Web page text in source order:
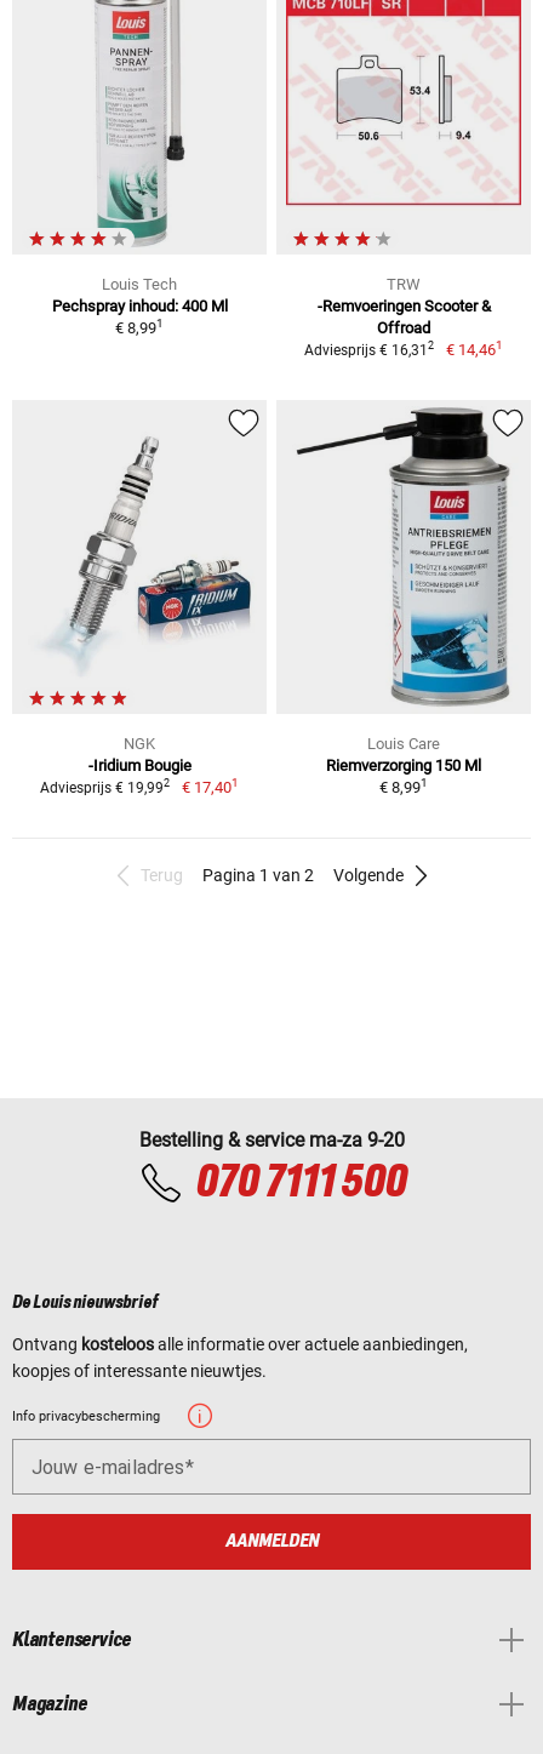
Louis Tech
Pechspray inhoud: 400 Ml
€ 8,991
TRW
-Remvoeringen Scooter &
Offroad
Adviesprijs € 16,312 € 14,461
NGK
-Iridium Bougie
Adviesprijs € 19,992 € 17,401
Louis Care
Riemverzorging 150 Ml
€ 8,991
Terug Pagina 1 van 2 Volgende
Bestelling & service ma-za 9-20
070 7111 500
De Louis nieuwsbrief
Ontvang kosteloosalle informatie over actuele aanbiedingen,
koopjes of interessante nieuwtjes.
Info privacybescherming
Jouw e-mailadres
AANMELDEN
Klantenservice
Magazine